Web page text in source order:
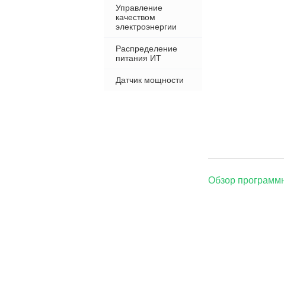
Управление
качеством
электроэнергии
Распределение
питания ИТ
Датчик мощности
Обзор